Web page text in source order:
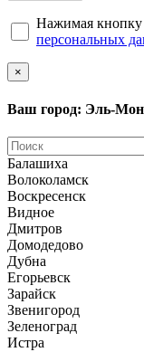
Нажимая кнопку
персональных
×
Ваш город: Эль-
Балашиха
Волоколамск
Воскресенск
Видное
Дмитров
Домодедово
Дубна
Егорьевск
Зарайск
Звенигород
Зеленоград
Истра